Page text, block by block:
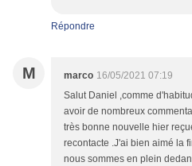
Répondre
M marco 16/05/2021 07:19
Salut Daniel ,comme
avoir de nombreux
très bonne nouvelle hier
recontacte .J'ai bien aimé la
nous sommes en plein